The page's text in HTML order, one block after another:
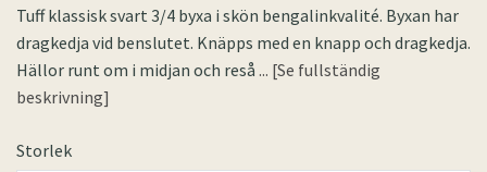
Tuff klassisk svart 3/4 byxa i skön bengalinkvalité. Byxan har
dragkedja vid benslutet. Knäpps med en knapp och dragkedja.
Hällor runt om i midjan och reså ... [Se fullständig
beskrivning]
Storlek